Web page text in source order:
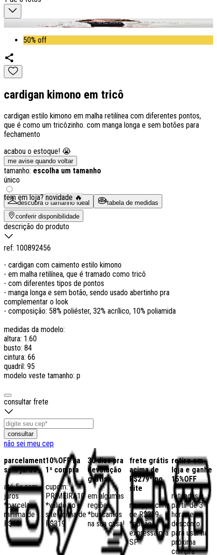
50% off
cardigan kimono em tricô
cardigan estilo kimono em malha retilínea com diferentes pontos,
que é como um tricôzinho. com manga longa e sem botões para
fechamento
acabou o estoque! 😭
me avise quando voltar
tamanho: escolha um tamanho
único
descubra o tamanho ideal tabela de medidas
tem em loja? novidade 🔥
conferir disponibilidade
descrição do produto
ref: 100892456
- cardigan com caimento estilo kimono
- em malha retilínea, que é tramado como tricô
- com diferentes tipos de pontos
- manga longa e sem botão, sendo usado abertinho pra
complementar o look
- composição: 58% poliéster, 32% acrílico, 10% poliamida
medidas da modelo:
altura: 1.60
busto: 84
cintura: 66
quadril: 95
modelo veste tamanho: p
consultar frete
consultar
não sei meu cep
parcelamento
sem juros
até 5x sem
juros
*parcela
mínima de
R$40
10%OFF na
1ª compra
cupom:
PRIMEIRA10
*válido no
site acima de
R$319
30 dias pra
devolução
grátis
em algumas
regiões,
*buscamos
na sua casa!
frete grátis
acima de
R$279* no
site
no app acima
de R$259
*opção
expressa pra
SP
retire em
loja e ganhe
15%OFF
retiradas a
partir de 3
horas e
desconto
para usar na
próxima
compra